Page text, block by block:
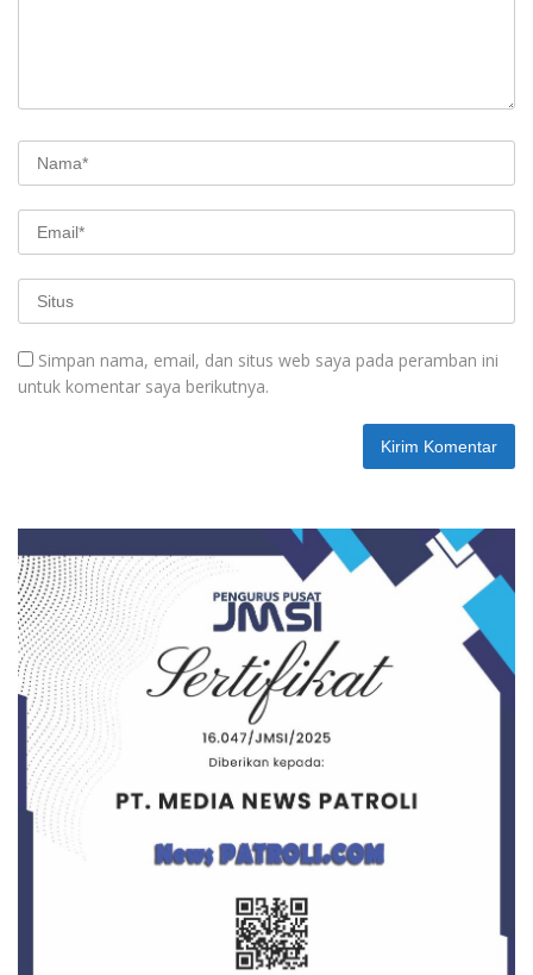
Simpan nama, email, dan situs web saya pada peramban ini
untuk komentar saya berikutnya.